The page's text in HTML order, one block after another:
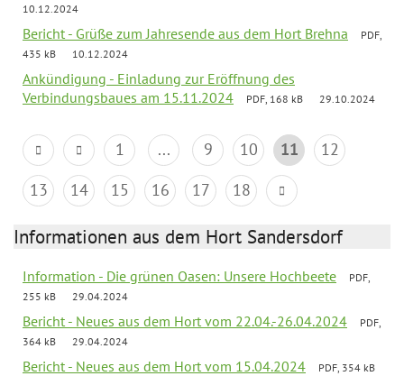
10.12.2024
Bericht - Grüße zum Jahresende aus dem Hort Brehna
PDF,
435 kB
10.12.2024
Ankündigung - Einladung zur Eröffnung des
Verbindungsbaues am 15.11.2024
PDF, 168 kB 29.10.2024
1 ... 9 10 11
12
13
14 15 16 17 18
Informationen aus dem Hort Sandersdorf
Information - Die grünen Oasen: Unsere Hochbeete
PDF,
255 kB
29.04.2024
Bericht - Neues aus dem Hort vom 22.04.-26.04.2024
PDF,
364 kB
29.04.2024
Bericht - Neues aus dem Hort vom 15.04.2024
PDF, 354 kB